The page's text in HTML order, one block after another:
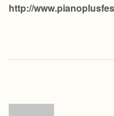
http://